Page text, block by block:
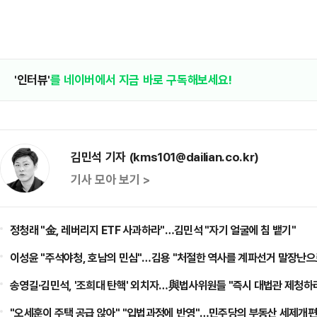
'인터뷰'를 네이버에서 지금 바로 구독해보세요!
김민석 기자 (kms101@dailian.co.kr)
기사 모아 보기 >
정청래 "金, 레버리지 ETF 사과하라"…김민석 "자기 얼굴에 침 뱉기"
이성윤 "주석야청, 호남의 민심"…김용 "처절한 역사를 계파선거 말장난
송영길·김민석, '조희대 탄핵' 외치자…與법사위원들 "즉시 대법관 제청하
"오세훈이 주택 공급 않아" "입법과정에 반영"…민주당의 부동산 세제개